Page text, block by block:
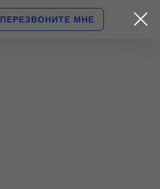
ПЕРЕЗВОНИТЕ МНЕ